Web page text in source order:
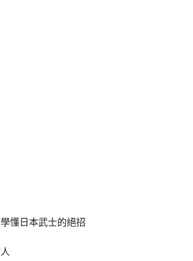
懂日本武士的絕招